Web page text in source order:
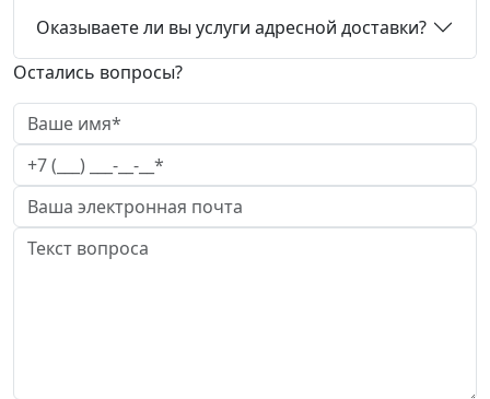
Оказываете ли вы услуги адресной доставки?
Остались вопросы?